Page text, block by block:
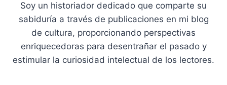
Soy un historiador dedicado que comparte su
sabiduría a través de publicaciones en mi blog
de cultura, proporcionando perspectivas
enriquecedoras para desentrañar el pasado y
estimular la curiosidad intelectual de los lectores.